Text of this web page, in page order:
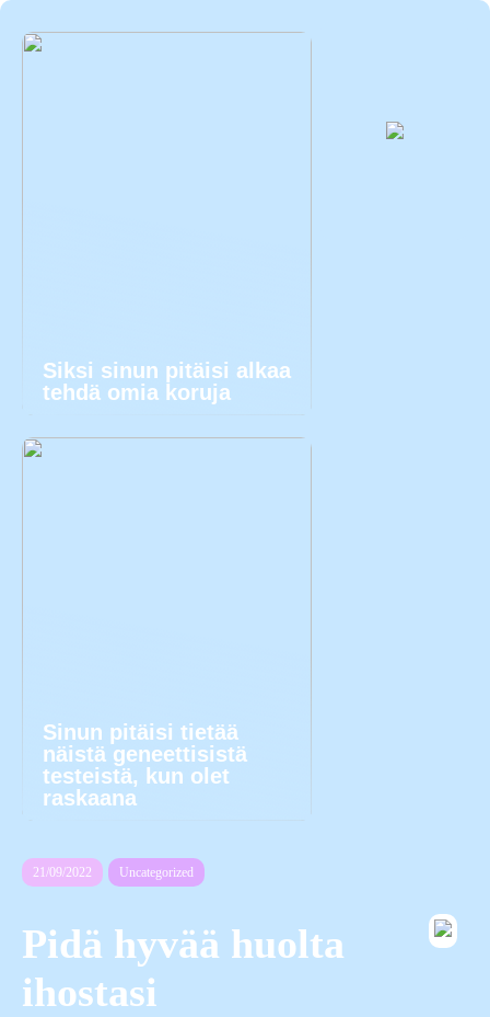
Siksi sinun pitäisi alkaa
tehdä omia koruja
Sinun pitäisi tietää
näistä geneettisistä
testeistä, kun olet
raskaana
21/09/2022 Uncategorized
Pidä hyvää huolta
ihostasi